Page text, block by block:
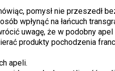
pomysł nie przeszedł
wpłynąć na łańcuch
uwagę, że w podobny
produkty pochodzenia
apeli.